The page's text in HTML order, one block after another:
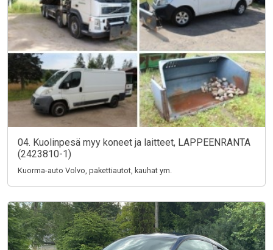
04. Kuolinpesä myy koneet ja laitteet, LAPPEENRANTA
(2423810-1)
Kuorma-auto Volvo, pakettiautot, kauhat ym.